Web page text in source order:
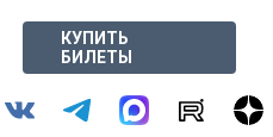
КУПИТЬ
БИЛЕТЫ